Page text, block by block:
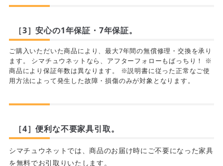
［3］安心の1年保証・7年保証。
ご購入いただいた商品により、最大7年間の無償修理・交換を承り
ます。 シマチュウネットなら、アフターフォローもばっちり！ ※
商品により保証年数は異なります。 ※説明書に従った正常なご使
用方法によって発生した故障・損傷のみが対象となります。
［4］便利な不要家具引取。
シマチュウネットでは、商品のお届け時にご不要になった家具
を無料でお引取りいたします。